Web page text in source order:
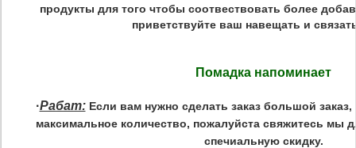
продукты для того чтобы соотвествовать более
приветствуйте ваш навещать и
Помадка напоминает
·Рабат: Если вам нужно сделать заказ большой
максимальное количество, пожалуйста свяжитесь мы
спечиальную скидку.